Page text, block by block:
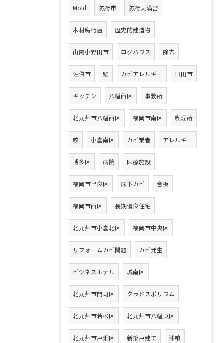
Mold 防府市 防府天満宮
木材腐朽菌 歴史的建造物
山陽小野田市 ログハウス 除去
佐伯市 壁 カビアレルギー 日田市
キッチン 八幡西区 事務所
北九州市八幡西区 福岡市南区 喫煙所
咳 小倉南区 カビ業者 アレルギー
博多区 病院 医療施設
福岡市早良区 床下カビ 合板
福岡市西区 長期優良住宅
北九州市小倉北区 福岡市中央区
リフォームカビ問題 カビ発生
ビジネスホテル 城南区
北九州市門司区 クラドスポリウム
北九州市若松区 北九州市八幡東区
北九州市戸畑区 新築戸建て 漆喰